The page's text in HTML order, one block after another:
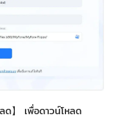
】 เพื่อดาวน์โหลด